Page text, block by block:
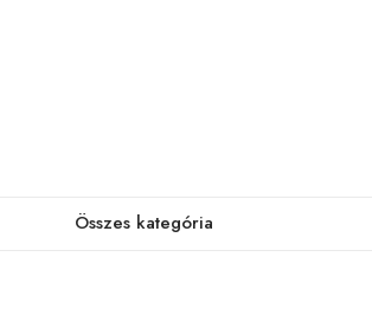
Összes kategória